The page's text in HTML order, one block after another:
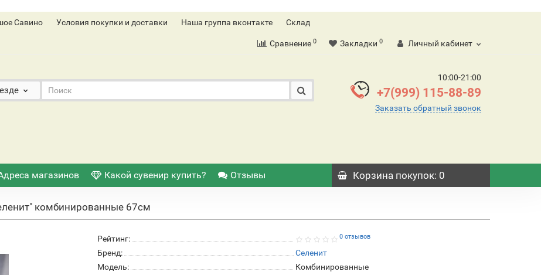
Савино Условия покупки и доставки Наша группа вконтакте Склад
Сравнение 0 Закладки 0 Личный кабинет
10:00-21:00
+7(999) 115-88-89
Заказать обратный звонок
магазинов Какой сувенир купить? Отзывы Корзина покупок: 0
комбинированные 67см
Рейтинг: 0 отзывов
Бренд:
Селенит
Модель:
Комбинированные